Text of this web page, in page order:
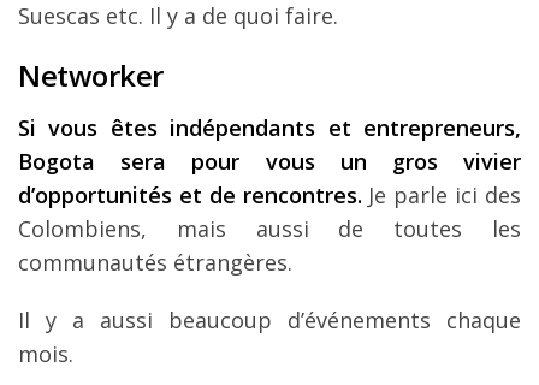
Suescas etc. Il y a de quoi faire.
Networker
Si vous êtes indépendants et entrepreneurs,
Bogota sera pour vous un gros vivier
d’opportunités et de rencontres. Je parle ici des
Colombiens, mais aussi de toutes les
communautés étrangères.
Il y a aussi beaucoup d’événements chaque
mois.